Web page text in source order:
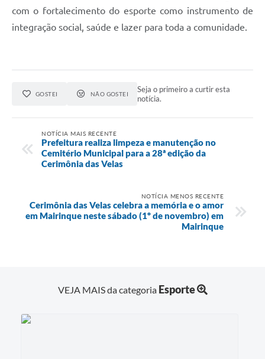
com o fortalecimento do esporte como instrumento de
integração social, saúde e lazer para toda a comunidade.
GOSTEI NÃO GOSTEI
Seja o primeiro a curtir esta
notícia.
NOTÍCIA MAIS RECENTE
Prefeitura realiza limpeza e manutenção no
Cemitério Municipal para a 28ª edição da
Cerimônia das Velas
NOTÍCIA MENOS RECENTE
Cerimônia das Velas celebra a memória e o amor
em Mairinque neste sábado (1º de novembro) em
Mairinque
VEJA MAIS da categoria Esporte